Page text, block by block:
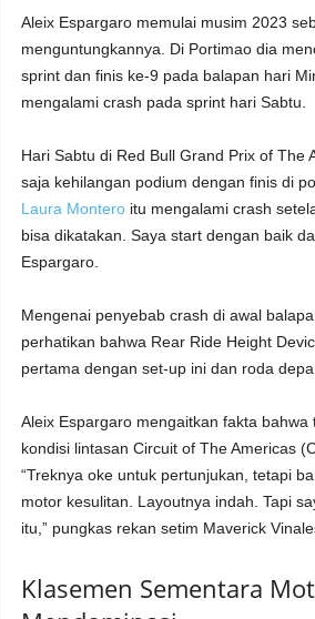
Aleix Espargaro memulai musim 2023
menguntungkannya. Di Portimao dia
sprint dan finis ke-9 pada balapan hari
mengalami crash pada sprint hari Sabtu.
Hari Sabtu di Red Bull Grand Prix of The
saja kehilangan podium dengan finis di
Laura Monteroitu mengalami crash
bisa dikatakan. Saya start dengan baik
Espargaro.
Mengenai penyebab crash di awal
perhatikan bahwa Rear Ride Height
pertama dengan set-up ini dan roda
Aleix Espargaro mengaitkan fakta
kondisi lintasan Circuit of The Americas
“Treknya oke untuk pertunjukan, tetapi
motor kesulitan. Layoutnya indah. Tapi
itu,” pungkas rekan setim Maverick
Klasemen Sementara